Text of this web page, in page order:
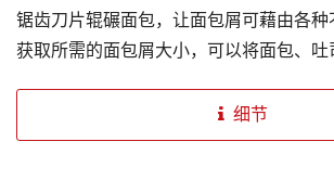
锯齿刀片辊碾面包，让面包屑可藉由各
获取所需的面包屑大小，可以将面包、吐
细节